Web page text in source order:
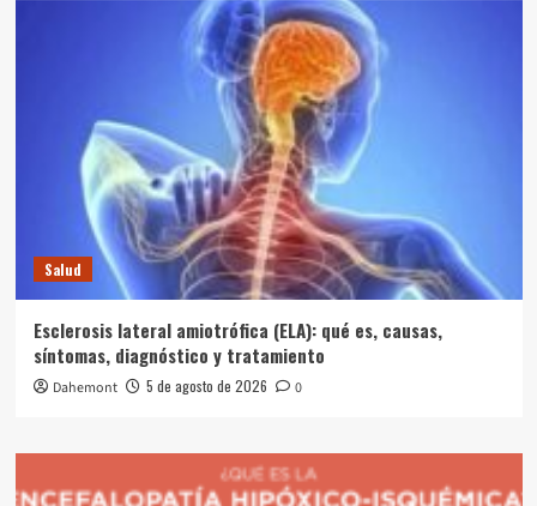
Salud
Esclerosis lateral amiotrófica (ELA): qué es, causas,
síntomas, diagnóstico y tratamiento
Dahemont 5 de agosto de 2026 0